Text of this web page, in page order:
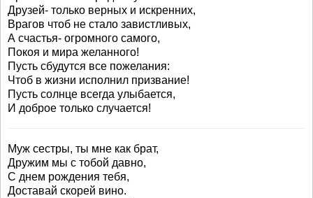
Друзей- только верных и искренних,
Врагов чтоб не стало завистливых,
А счастья- огромного самого,
Покоя и мира желанного!
Пусть сбудутся все пожелания:
Чтоб в жизни исполнил призвание!
Пусть солнце всегда улыбается,
И доброе только случается!
Муж сестры, ты мне как брат,
Дружим мы с тобой давно,
С днем рождения тебя,
Доставай скорей вино.